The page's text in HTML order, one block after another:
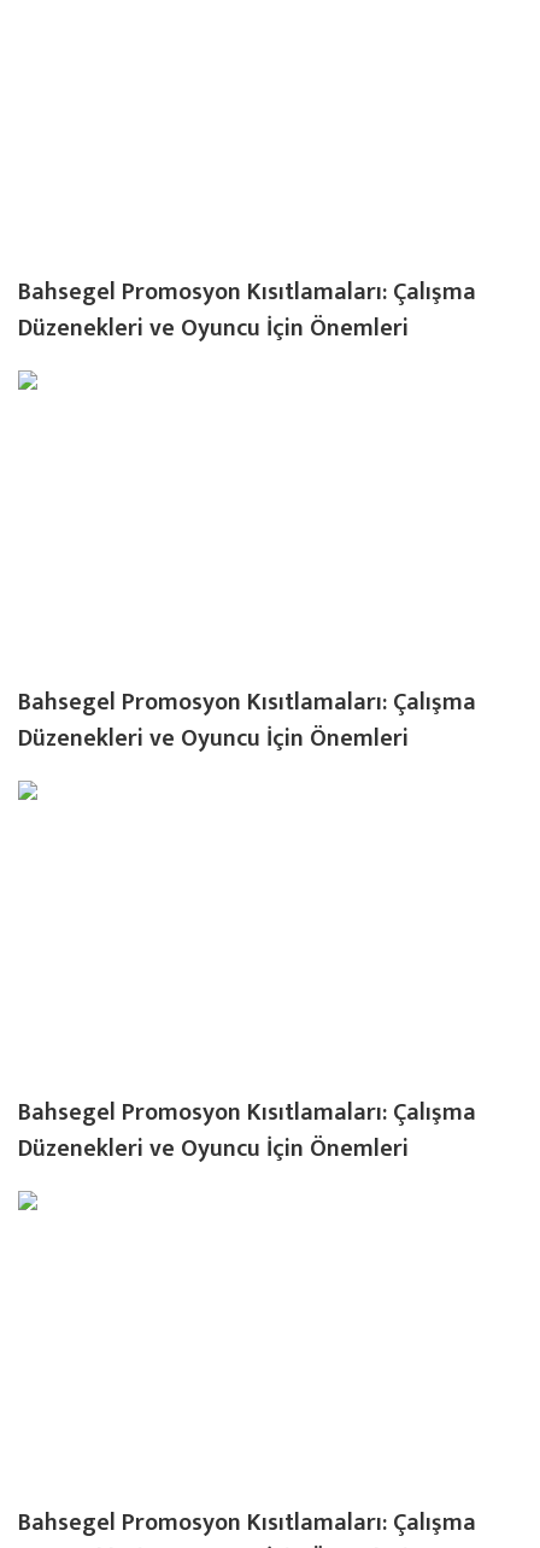
Bahsegel Promosyon Kısıtlamaları: Çalışma
Düzenekleri ve Oyuncu İçin Önemleri
Bahsegel Promosyon Kısıtlamaları: Çalışma
Düzenekleri ve Oyuncu İçin Önemleri
Bahsegel Promosyon Kısıtlamaları: Çalışma
Düzenekleri ve Oyuncu İçin Önemleri
Bahsegel Promosyon Kısıtlamaları: Çalışma